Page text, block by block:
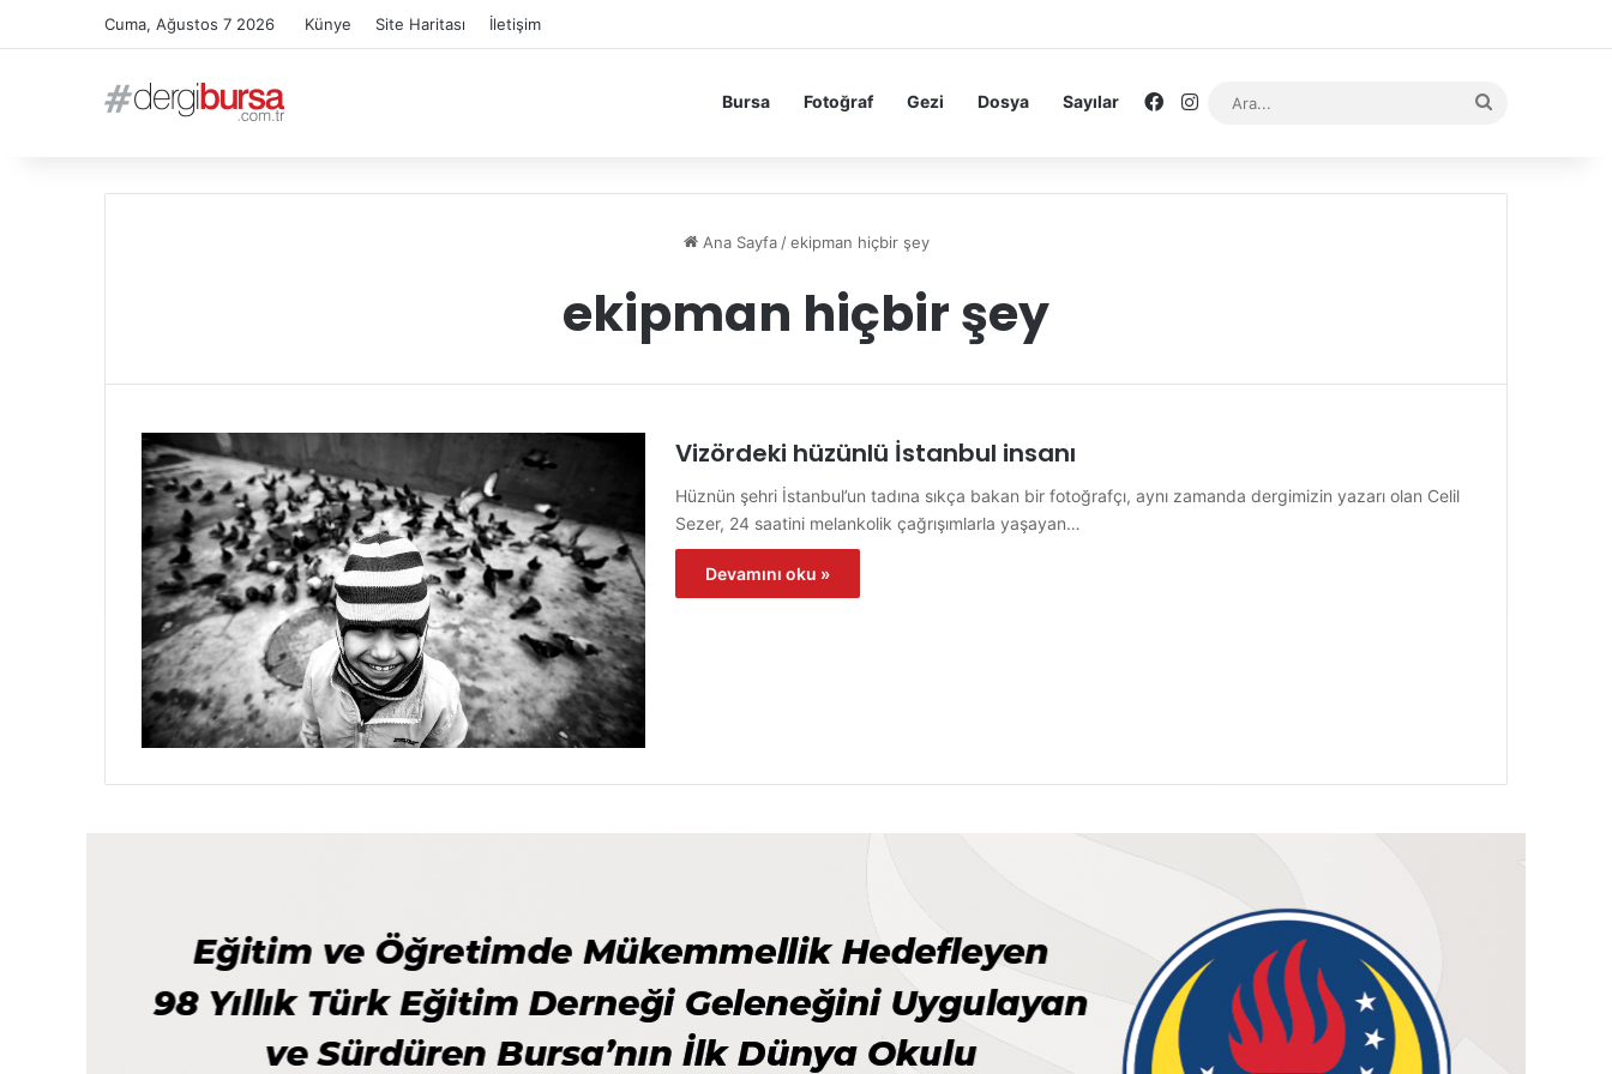
Cuma, Ağustos 7 2026 Künye Site Haritası İletişim
Bursa Fotoğraf Gezi Dosya Sayılar Facebook
Instagram
Ana Sayfa / ekipman hiçbir şey
ekipman hiçbir şey
Vizördeki hüzünlü İstanbul insanı
Hüznün şehri İstanbul’un tadına sıkça bakan bir fotoğrafçı, aynı zamanda dergimizin yazarı olan Celil
Sezer, 24 saatini melankolik çağrışımlarla yaşayan…
Devamını oku »